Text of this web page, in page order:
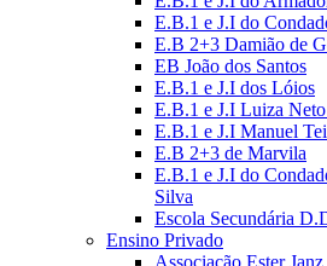
E.B.1 e J.I do
E.B 2+3 Damião de
EB João dos Santos
E.B.1 e J.I dos Lóios
E.B.1 e J.I Luiza
E.B.1 e J.I Manuel
E.B 2+3 de Marvila
E.B.1 e J.I do
Silva
Escola Secundária
Ensino Privado
Associação Ester Janz